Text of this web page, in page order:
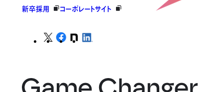
新卒採用 コーポレートサイト